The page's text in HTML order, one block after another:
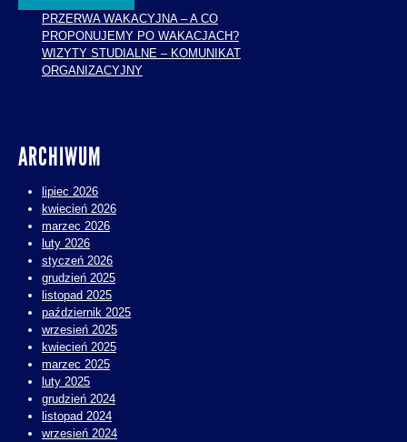
PRZERWA WAKACYJNA – A CO
PROPONUJEMY PO WAKACJACH?
WIZYTY STUDIALNE – KOMUNIKAT
ORGANIZACYJNY
ARCHIWUM
lipiec 2026
kwiecień 2026
marzec 2026
luty 2026
styczeń 2026
grudzień 2025
listopad 2025
październik 2025
wrzesień 2025
kwiecień 2025
marzec 2025
luty 2025
grudzień 2024
listopad 2024
wrzesień 2024